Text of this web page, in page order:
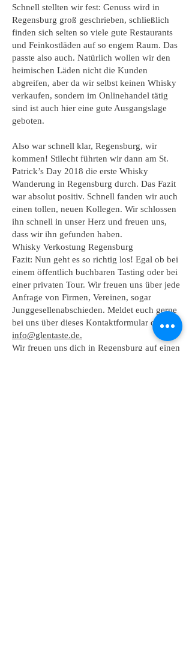
Schnell stellten wir fest: Genuss wird in
Regensburg groß geschrieben, schließlich
finden sich selten so viele gute Restaurants
und Feinkostläden auf so engem Raum. Das
passte also auch. Natürlich wollen wir den
heimischen Läden nicht die Kunden
abgreifen, aber da wir selbst keinen Whisky
verkaufen, sondern im Onlinehandel tätig
sind ist auch hier eine gute Ausgangslage
geboten.
Also war schnell klar, Regensburg, wir
kommen! Stilecht führten wir dann am St.
Patrick’s Day 2018 die erste Whisky
Wanderung in Regensburg durch. Das Fazit
war absolut positiv. Schnell fanden wir auch
einen tollen, neuen Kollegen. Wir schlossen
ihn schnell in unser Herz und freuen uns,
dass wir ihn gefunden haben.
Whisky Verkostung Regensburg
Fazit: Nun geht es so richtig los! Egal ob bei
einem öffentlich buchbaren Tasting oder bei
einer privaten Tour. Wir freuen uns über jede
Anfrage von Firmen, Vereinen, sogar
Junggesellenabschieden. Meldet euch gerne
bei uns über dieses Kontaktformular oder
info@glentaste.de.
Wir freuen uns dich in Regensburg auf einen